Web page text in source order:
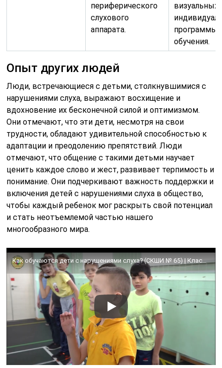
периферического
слухового
аппарата.
визуальных
программы
обучения.
Опыт других людей
Люди, встречающиеся с детьми, столкнувшимися с
нарушениями слуха, выражают восхищение и
вдохновение их бесконечной силой и оптимизмом.
Они отмечают, что эти дети, несмотря на свои
трудности, обладают удивительной способностью к
адаптации и преодолению препятствий. Люди
отмечают, что общение с такими детьми научает
ценить каждое слово и жест, развивает терпимость и
понимание. Они подчеркивают важность поддержки и
включения детей с нарушениями слуха в общество,
чтобы каждый ребенок мог раскрыть свой потенциал
и стать неотъемлемой частью нашего
многообразного мира.